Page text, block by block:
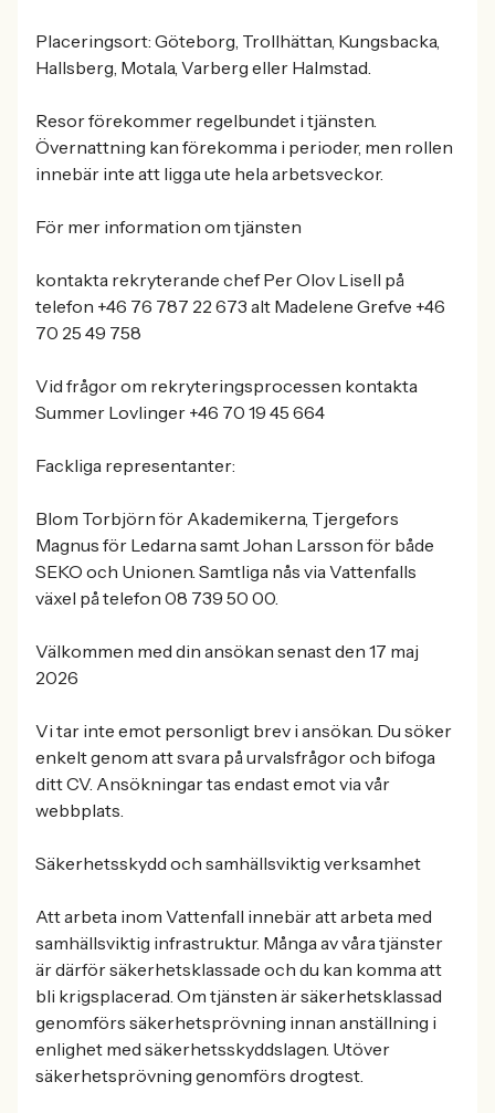
Placeringsort: Göteborg, Trollhättan, Kungsbacka,
Hallsberg, Motala, Varberg eller Halmstad.
Resor förekommer regelbundet i tjänsten.
Övernattning kan förekomma i perioder, men rollen
innebär inte att ligga ute hela arbetsveckor.
För mer information om tjänsten
kontakta rekryterande chef Per Olov Lisell på
telefon +46 76 787 22 673 alt Madelene Grefve +46
70 25 49 758
Vid frågor om rekryteringsprocessen kontakta
Summer Lovlinger +46 70 19 45 664
Fackliga representanter:
Blom Torbjörn för Akademikerna, Tjergefors
Magnus för Ledarna samt Johan Larsson för både
SEKO och Unionen. Samtliga nås via Vattenfalls
växel på telefon 08 739 50 00.
Välkommen med din ansökan senast den 17 maj
2026
Vi tar inte emot personligt brev i ansökan. Du söker
enkelt genom att svara på urvalsfrågor och bifoga
ditt CV. Ansökningar tas endast emot via vår
webbplats.
Säkerhetsskydd och samhällsviktig verksamhet
Att arbeta inom Vattenfall innebär att arbeta med
samhällsviktig infrastruktur. Många av våra tjänster
är därför säkerhetsklassade och du kan komma att
bli krigsplacerad. Om tjänsten är säkerhetsklassad
genomförs säkerhetsprövning innan anställning i
enlighet med säkerhetsskyddslagen. Utöver
säkerhetsprövning genomförs drogtest.